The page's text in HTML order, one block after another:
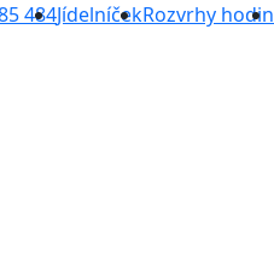
484JídelníčekRozvrhy hodin